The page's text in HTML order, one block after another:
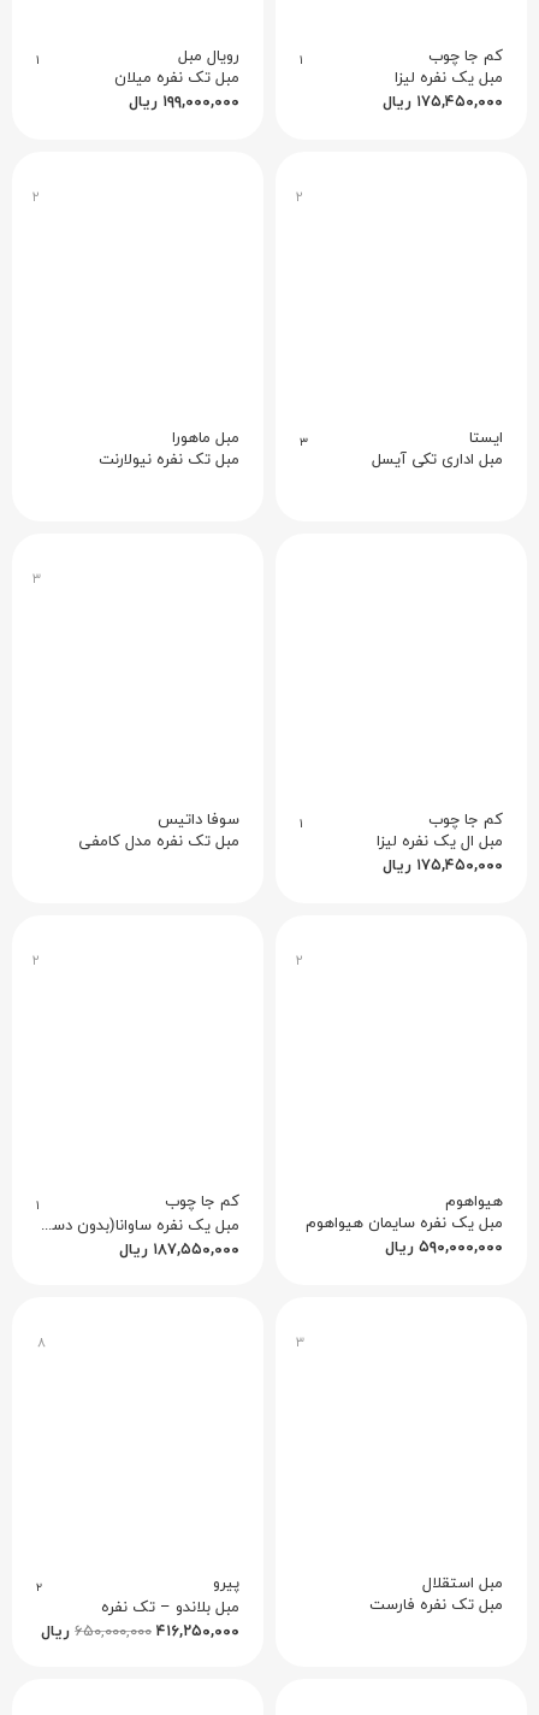
کم جا چوب ۱
مبل یک نفره لیزا
۱۷۵,۴۵۰,۰۰۰ ریال
رویال مبل ۱
مبل تک نفره میلان
۱۹۹,۰۰۰,۰۰۰ ریال
۲
ایستا ۳
مبل اداری تکی آیسل
۲
مبل ماهورا
مبل تک نفره نیولارنت
کم جا چوب ۱
مبل ال یک نفره لیزا
۱۷۵,۴۵۰,۰۰۰ ریال
۳
سوفا داتیس
مبل تک نفره مدل کامفی
۲
هیواهوم
مبل یک نفره سایمان هیواهوم
۵۹۰,۰۰۰,۰۰۰ ریال
۲
کم جا چوب ۱
مبل یک نفره ساوانا(بدون دسته)
۱۸۷,۵۵۰,۰۰۰ ریال
۳
مبل استقلال
مبل تک نفره فارست
۸
پیرو ۲
مبل بلاندو – تک نفره
۶۵۰,۰۰۰,۰۰۰ ۴۱۶,۲۵۰,۰۰۰ ریال